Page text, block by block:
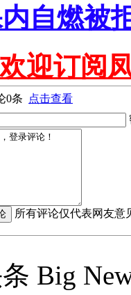
自燃被
欢迎订阅
0条
点击查看
所有评论仅代表网友意
Big